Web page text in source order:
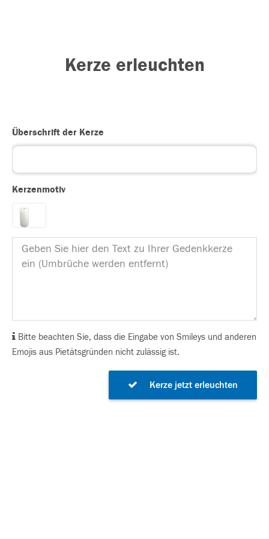
Kerze erleuchten
Überschrift der Kerze
Kerzenmotiv
Bitte beachten Sie, dass die Eingabe von Smileys und anderen
Emojis aus Pietätsgründen nicht zulässig ist.
Kerze jetzt erleuchten